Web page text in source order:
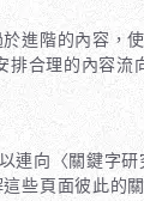
進階的內容
合理的內容
連向〈關鍵字
頁面彼此